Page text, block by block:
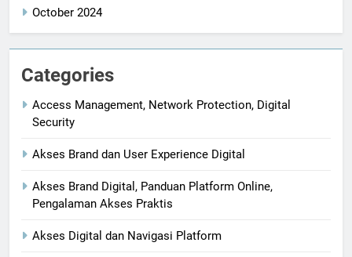
October 2024
Categories
Access Management, Network Protection, Digital
Security
Akses Brand dan User Experience Digital
Akses Brand Digital, Panduan Platform Online,
Pengalaman Akses Praktis
Akses Digital dan Navigasi Platform